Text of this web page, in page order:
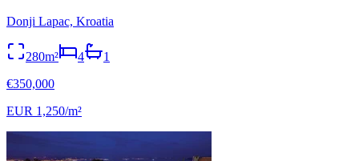
Donji Lapac, Kroatia
280m² 4
1
€350,000
EUR 1,250/m²